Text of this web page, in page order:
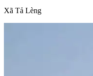
Xã Tả Lèng